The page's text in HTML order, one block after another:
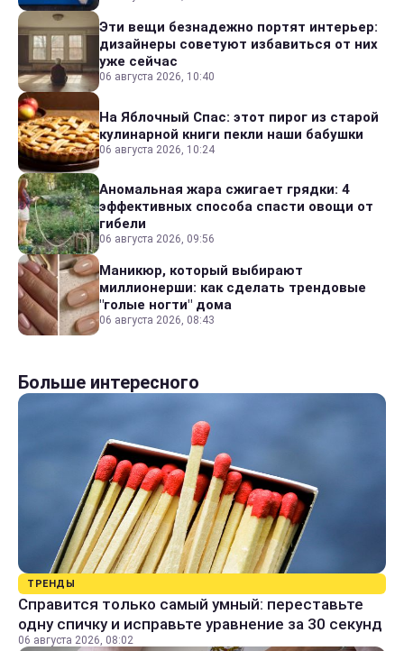
Эти вещи безнадежно портят интерьер:
дизайнеры советуют избавиться от них
уже сейчас
06 августа 2026, 10:40
На Яблочный Спас: этот пирог из старой
кулинарной книги пекли наши бабушки
06 августа 2026, 10:24
Аномальная жара сжигает грядки: 4
эффективных способа спасти овощи от
гибели
06 августа 2026, 09:56
Маникюр, который выбирают
миллионерши: как сделать трендовые
"голые ногти" дома
06 августа 2026, 08:43
Больше интересного
ТРЕНДЫ
Справится только самый умный: переставьте
одну спичку и исправьте уравнение за 30 секунд
06 августа 2026, 08:02